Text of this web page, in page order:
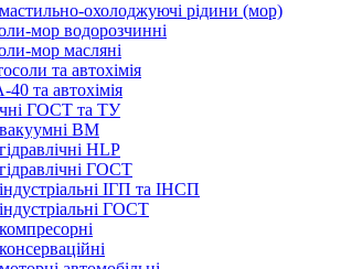
охолоджуючі рідини (мор)
мор водорозчинні
мор масляні
та автохімія
та автохімія
ГОСТ та ТУ
ВМ
HLP
ГОСТ
ІГП та ІНСП
ГОСТ